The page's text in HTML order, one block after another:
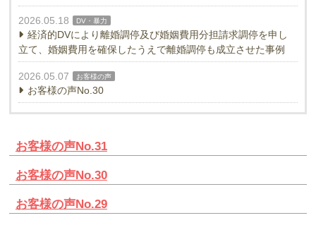
2026.05.18 DV・暴力
経済的DVにより離婚調停及び婚姻費用分担請求調停を申し
立て、婚姻費用を確保したうえで離婚調停も成立させた事例
2026.05.07 お客様の声
お客様の声No.30
お客様の声No.31
お客様の声No.30
お客様の声No.29